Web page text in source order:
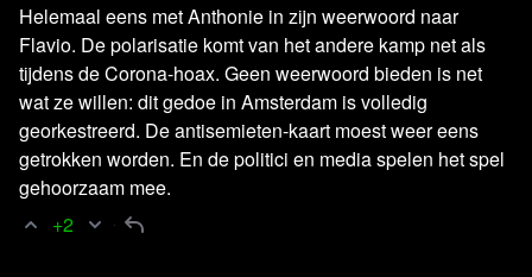
Relevante achtergrondinformatie en
bronnen
Youtube -Crypto's Future in Donald Trump's Second
Helemaal eens met Anthonie in zijn weerwoord naar
Flavio. De polarisatie komt van het andere kamp net als
tijdens de Corona-hoax. Geen weerwoord bieden is net
wat ze willen: dit gedoe in Amsterdam is volledig
georkestreerd. De antisemieten-kaart moest weer eens
getrokken worden. En de politici en media spelen het spel
gehoorzaam mee.
+2